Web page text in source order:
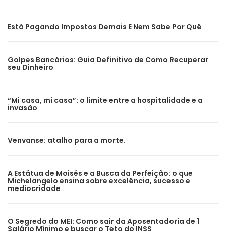
Está Pagando Impostos Demais E Nem Sabe Por Quê
Golpes Bancários: Guia Definitivo de Como Recuperar
seu Dinheiro
“Mi casa, mi casa”: o limite entre a hospitalidade e a
invasão
Venvanse: atalho para a morte.
A Estátua de Moisés e a Busca da Perfeição: o que
Michelangelo ensina sobre excelência, sucesso e
mediocridade
O Segredo do MEI: Como sair da Aposentadoria de 1
Salário Mínimo e buscar o Teto do INSS